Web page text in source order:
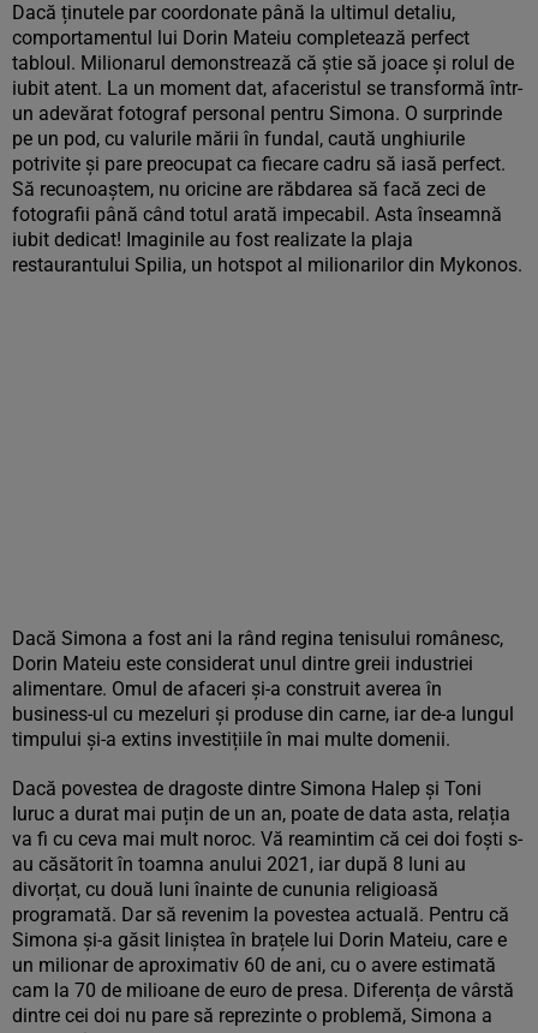
Dacă ținutele par coordonate până la ultimul detaliu,
comportamentul lui Dorin Mateiu completează perfect
tabloul. Milionarul demonstrează că știe să joace și rolul de
iubit atent. La un moment dat, afaceristul se transformă într-
un adevărat fotograf personal pentru Simona. O surprinde
pe un pod, cu valurile mării în fundal, caută unghiurile
potrivite și pare preocupat ca fiecare cadru să iasă perfect.
Să recunoaștem, nu oricine are răbdarea să facă zeci de
fotografii până când totul arată impecabil. Asta înseamnă
iubit dedicat! Imaginile au fost realizate la plaja
restaurantului Spilia, un hotspot al milionarilor din Mykonos.
Dacă Simona a fost ani la rând regina tenisului românesc,
Dorin Mateiu este considerat unul dintre greii industriei
alimentare. Omul de afaceri și-a construit averea în
business-ul cu mezeluri și produse din carne, iar de-a lungul
timpului și-a extins investițiile în mai multe domenii.
Dacă povestea de dragoste dintre Simona Halep și Toni
Iuruc a durat mai puțin de un an, poate de data asta, relația
va fi cu ceva mai mult noroc. Vă reamintim că cei doi foști s-
au căsătorit în toamna anului 2021, iar după 8 luni au
divorțat, cu două luni înainte de cununia religioasă
programată. Dar să revenim la povestea actuală. Pentru că
Simona și-a găsit liniștea în brațele lui Dorin Mateiu, care e
un milionar de aproximativ 60 de ani, cu o avere estimată
cam la 70 de milioane de euro de presa. Diferența de vârstă
dintre cei doi nu pare să reprezinte o problemă, Simona a